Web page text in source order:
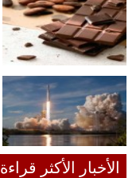
الأخبار الأكثر قراءة